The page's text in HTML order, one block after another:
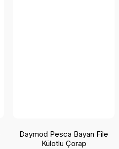
Daymod Pesca Bayan File
Külotlu Çorap